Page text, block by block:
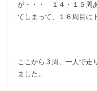
が・・・ １４・１５周
てしまって、１６周目に
ここから３周、一人で走
ました。